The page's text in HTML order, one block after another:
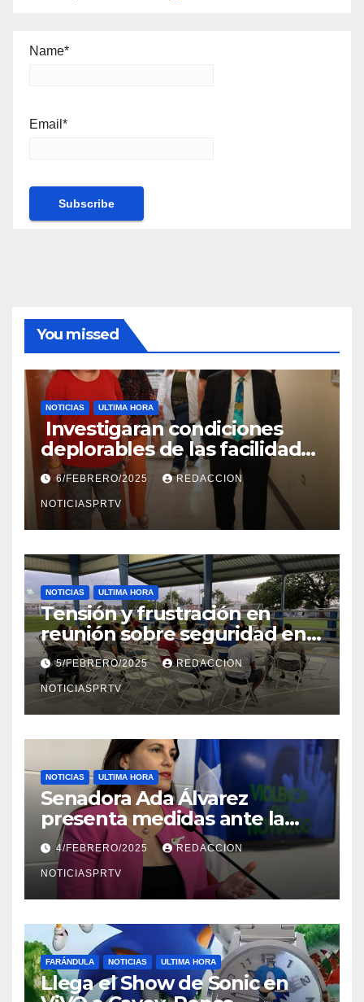
Name*
Email*
You missed
NOTICIAS ULTIMA HORA
Investigaran condiciones
deplorables de las facilidades
el Departamento de la Salud
en Mayagüez
6/FEBRERO/2025 REDACCION
NOTICIASPRTV
NOTICIAS ULTIMA HORA
Tensión y frustración en
reunión sobre seguridad en
Reparto Metropolitano
5/FEBRERO/2025 REDACCION
NOTICIASPRTV
NOTICIAS ULTIMA HORA
Senadora Ada Álvarez
presenta medidas ante la
violencia en el noviazgo
4/FEBRERO/2025 REDACCION
NOTICIASPRTV
FARÁNDULA NOTICIAS ULTIMA HORA
Llega el Show de Sonic en